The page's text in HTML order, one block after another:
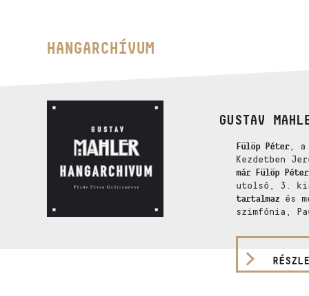
HANGARCHÍVUM
GUSTAV
Fülöp Péter, a
Kezdetben
már Fülöp
utolsó, 3.
tartalmazés
szimfónia,